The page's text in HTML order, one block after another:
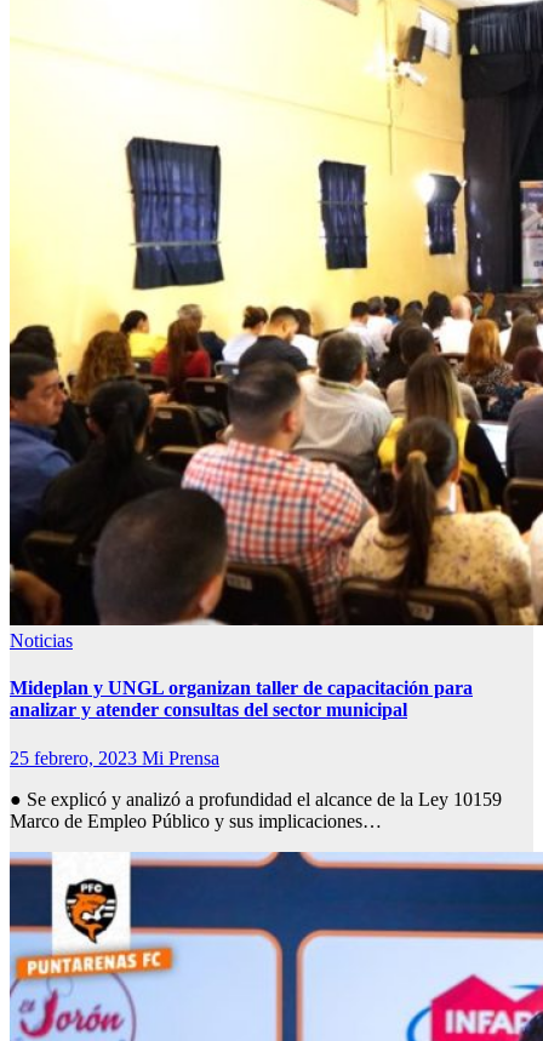
Noticias
Mideplan y UNGL organizan taller de capacitación para
analizar y atender consultas del sector municipal
25 febrero, 2023 Mi Prensa
● Se explicó y analizó a profundidad el alcance de la Ley 10159
Marco de Empleo Público y sus implicaciones…